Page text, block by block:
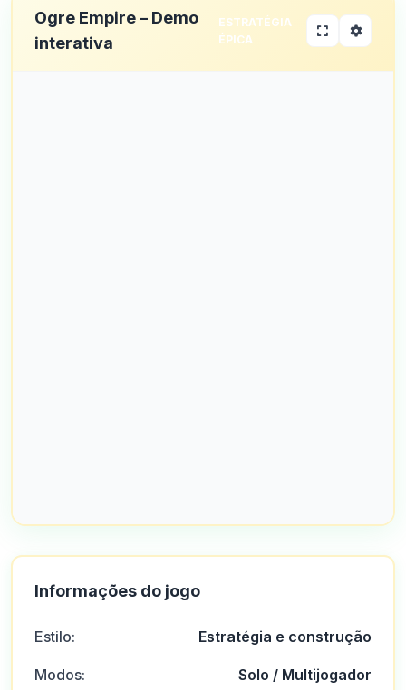
Ogre Empire – Demo
interativa
ESTRATÉGIA
ÉPICA
Informações do jogo
Estilo: Estratégia e construção
Modos: Solo / Multijogador